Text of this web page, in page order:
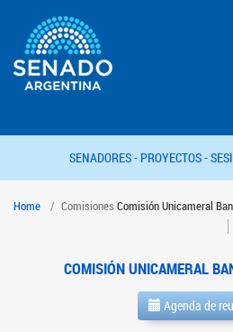
SENADORES - PROYECTOS -
Home Comisiones Comisión Unicameral
COMISIÓN UNICAMERAL
Agenda de